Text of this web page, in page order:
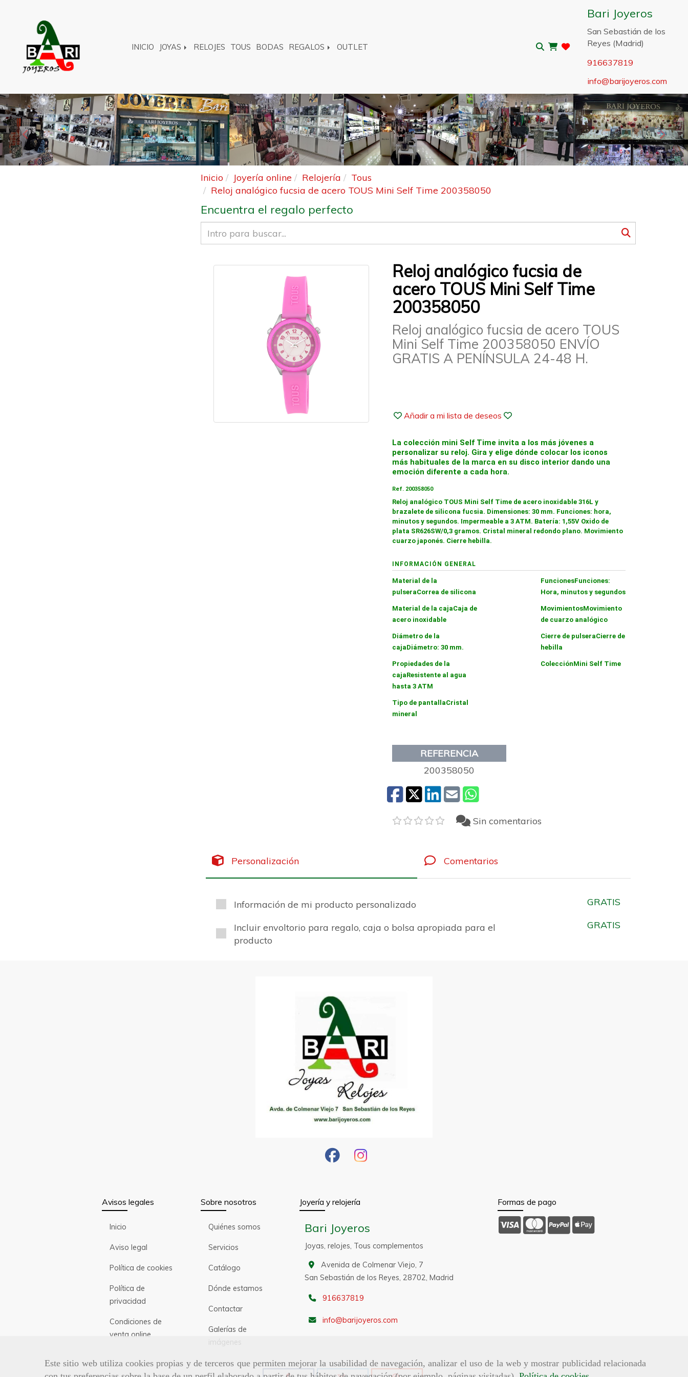
Este sitio web utiliza cookies propias y de terceros que permiten mejorar la usabilidad de navegación, analizar el uso de la web y mostrar publicidad relacionada
INICIO JOYAS RELOJES TOUS BODAS REGALOS OUTLET
Bari Joyeros
San Sebastián de los
Reyes (Madrid)
916637819
info
barijoyeros.com
Anterior
Inicio Joyería online Relojería
Tous
Reloj analógico fucsia de acero TOUS Mini Self Time 200358050
Encuentra el regalo perfecto
Reloj analógico fucsia de
acero TOUS Mini Self Time
200358050
Reloj analógico fucsia de acero TOUS
Mini Self Time 200358050 ENVÍO
GRATIS A PENÍNSULA 24-48 H.
Añadir a mi lista de deseos
La colección mini Self Time invita a los más jóvenes a
personalizar su reloj. Gira y elige dónde colocar los iconos
más habituales de la marca en su disco interior dando una
emoción diferente a cada hora.
Ref. 200358050
Reloj analógico TOUS Mini Self Time de acero inoxidable 316L y
brazalete de silicona fucsia. Dimensiones: 30 mm. Funciones: hora,
minutos y segundos. Impermeable a 3 ATM. Batería: 1,55V Oxido de
plata SR626SW/0,3 gramos. Cristal mineral redondo plano. Movimiento
cuarzo japonés. Cierre hebilla.
INFORMACIÓN GENERAL
Material de la
pulseraCorrea de silicona
Material de la cajaCaja de
acero inoxidable
Diámetro de la
cajaDiámetro: 30 mm.
Propiedades de la
cajaResistente al agua
hasta 3 ATM
Tipo de pantallaCristal
mineral
FuncionesFunciones:
Hora, minutos y segundos
MovimientosMovimiento
de cuarzo analógico
Cierre de pulseraCierre de
hebilla
ColecciónMini Self Time
REFERENCIA
200358050
Sin comentarios
Personalización Comentarios
Información de mi producto personalizado GRATIS
Incluir envoltorio para regalo, caja o bolsa apropiada para el
producto
GRATIS
Avisos legales
Inicio
Aviso legal
Política de cookies
Política de
privacidad
Condiciones de
venta online
Sobre nosotros
Quiénes somos
Servicios
Catálogo
Dónde estamos
Contactar
Galerías de
imágenes
Joyería y relojería
Bari Joyeros
Joyas, relojes, Tous complementos
Avenida de Colmenar Viejo, 7
San Sebastián de los Reyes, 28702,Madrid
916637819
info barijoyeros.com
Formas de pago